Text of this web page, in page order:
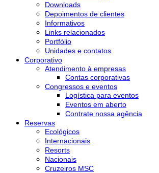
Downloads
Depoimentos de clientes
Informativos
Links relacionados
Portfólio
Unidades e contatos
Corporativo
Atendimento à empresas
Contas corporativas
Congressos e eventos
Logística para eventos
Eventos em aberto
Contrate nossa agência
Reservas
Ecológicos
Internacionais
Resorts
Nacionais
Cruzeiros MSC